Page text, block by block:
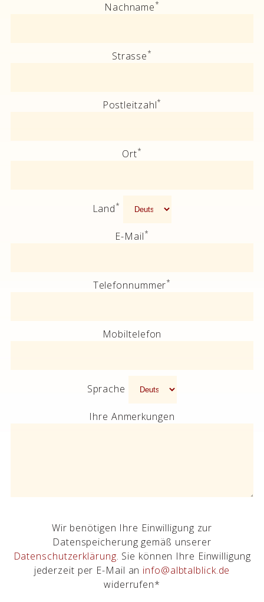
Nachname*
Strasse*
Postleitzahl*
Ort*
Land*
E-Mail*
Telefonnummer*
Mobiltelefon
Sprache
Ihre Anmerkungen
Wir benötigen Ihre Einwilligung zur
Datenspeicherung gemäß unserer
Datenschutzerklärung. Sie können Ihre Einwilligung
jederzeit per E-Mail an info@albtalblick.de
widerrufen*